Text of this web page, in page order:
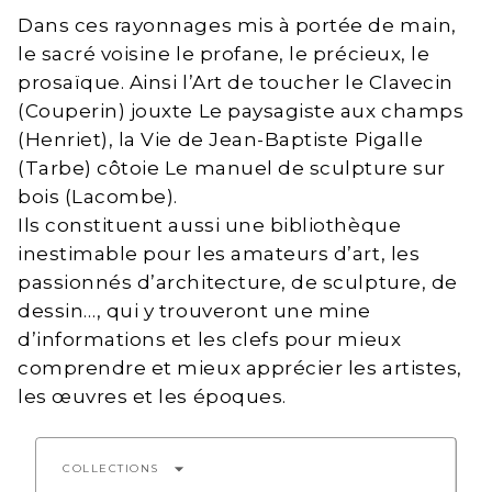
Dans ces rayonnages mis à portée de main,
le sacré voisine le profane, le précieux, le
prosaïque. Ainsi l’Art de toucher le Clavecin
(Couperin) jouxte Le paysagiste aux champs
(Henriet), la Vie de Jean-Baptiste Pigalle
(Tarbe) côtoie Le manuel de sculpture sur
bois (Lacombe).
Ils constituent aussi une bibliothèque
inestimable pour les amateurs d’art, les
passionnés d’architecture, de sculpture, de
dessin…, qui y trouveront une mine
d’informations et les clefs pour mieux
comprendre et mieux apprécier les artistes,
les œuvres et les époques.
COLLECTIONS arrow_drop_down